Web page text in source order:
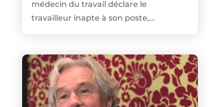
médecin du travail déclare le
travailleur inapte à son poste,...